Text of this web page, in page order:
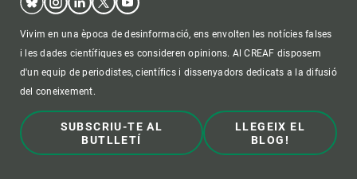
Vivim en una època de desinformació, ens envolten les notícies falses
i les dades científiques es consideren opinions. Al CREAF disposem
d'un equip de periodistes, científics i dissenyadors dedicats a la difusió
del coneixement.
SUBSCRIU-TE AL
BUTLLETÍ
LLEGEIX EL
BLOG!